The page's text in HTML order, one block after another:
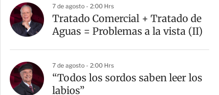
7 de agosto - 2:00 Hrs
Tratado Comercial + Tratado de
Aguas = Problemas a la vista (II)
7 de agosto - 2:00 Hrs
“Todos los sordos saben leer los
labios”